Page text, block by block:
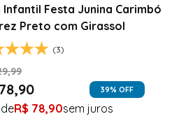
Infantil Festa Junina Carimbó
Preto com Girassol
(3)
,99
78,90 39% OFF
R$ 78,90